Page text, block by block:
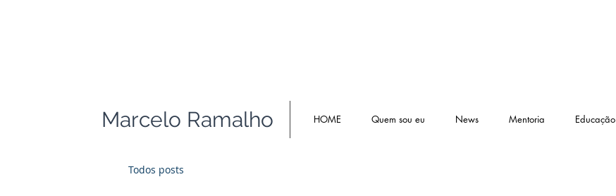
Marcelo Ramalho HOME Quem sou eu News Mentoria Educação
Todos posts